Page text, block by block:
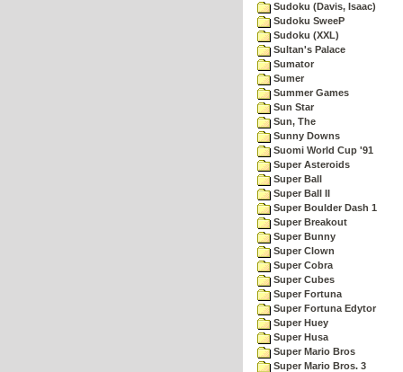
Sudoku (Davis, Isaac)
Sudoku SweeP
Sudoku (XXL)
Sultan's Palace
Sumator
Sumer
Summer Games
Sun Star
Sun, The
Sunny Downs
Suomi World Cup '91
Super Asteroids
Super Ball
Super Ball II
Super Boulder Dash 1
Super Breakout
Super Bunny
Super Clown
Super Cobra
Super Cubes
Super Fortuna
Super Fortuna Edytor
Super Huey
Super Husa
Super Mario Bros
Super Mario Bros. 3